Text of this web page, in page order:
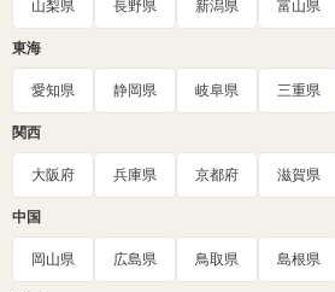
山梨県 長野県 新潟県 富山県
東海
愛知県 静岡県 岐阜県 三重県
関西
大阪府 兵庫県 京都府 滋賀県
中国
岡山県 広島県 鳥取県 島根県